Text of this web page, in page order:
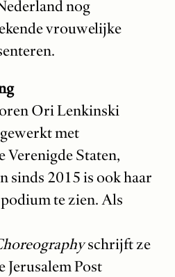
nog
vrouwelijke
Ori Lenkinski
met
Verenigde Staten,
sinds 2015 is ook haar
te zien. Als
schrijft ze
Jerusalem Post